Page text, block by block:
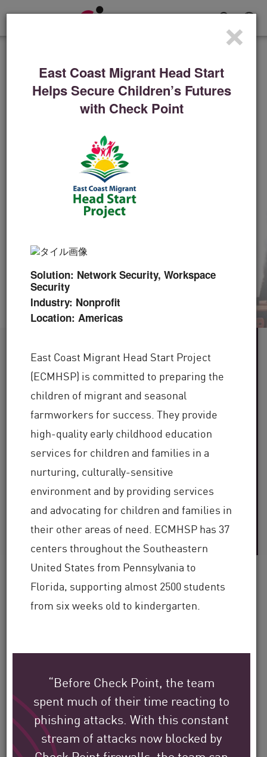
×
East Coast Migrant Head Start
Helps Secure Children’s Futures
with Check Point
Solution: Network Security, Workspace
Security
Industry: Nonprofit
Location: Americas
East Coast Migrant Head Start Project
(ECMHSP) is committed to preparing the
children of migrant and seasonal
farmworkers for success. They provide
high-quality early childhood education
services for children and families in a
nurturing, culturally-sensitive
environment and by providing services
and advocating for children and families in
their other areas of need. ECMHSP has 37
centers throughout the Southeastern
United States from Pennsylvania to
Florida, supporting almost 2500 students
from six weeks old to kindergarten.
“Before Check Point, the team
spent much of their time reacting to
phishing attacks. With this constant
stream of attacks now blocked by
デンバー・ブロンコスに
とって、ディフェンスは
勝利の戦略だ
「テクノロジーは何よりも重要ですが、人もま
た重要です。その点でもチェック・ポイントは
最前線に立っています。」
今すぐ読む
60 を超える
業界にサービスを提供
100,000 を超える
クライアント
30 年を超える
業界での専門知識
ください。
私たちの使命は、最大規模の企業、政
府、サービス プロバイダー組織のセキ